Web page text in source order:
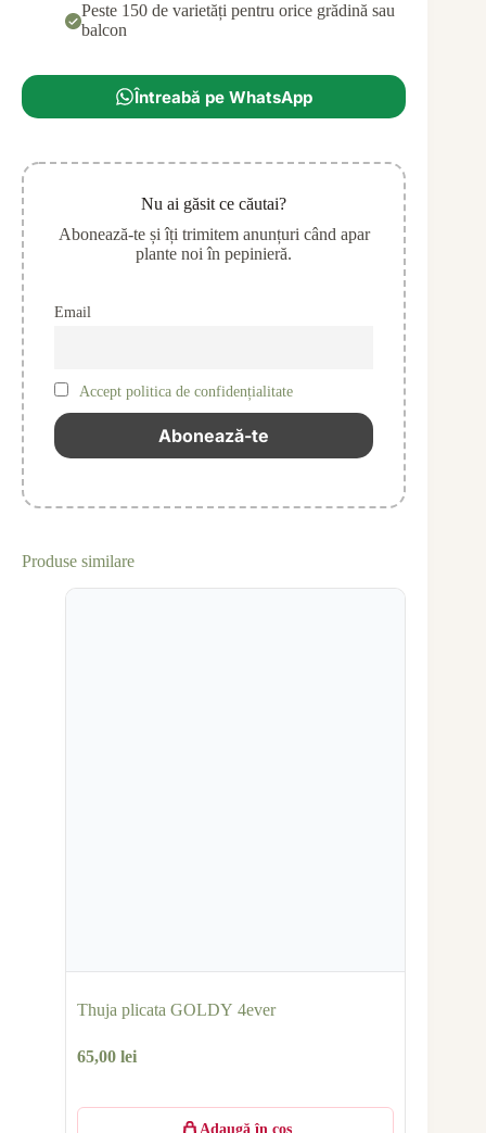
Peste 150 de varietăți pentru orice grădină sau
balcon
Întreabă pe WhatsApp
Nu ai găsit ce căutai?
Abonează-te și îți trimitem anunțuri când apar
plante noi în pepinieră.
Email
Accept politica de confidențialitate
Produse similare
Thuja plicata GOLDY 4ever
65,00 lei
Adaugă în coș